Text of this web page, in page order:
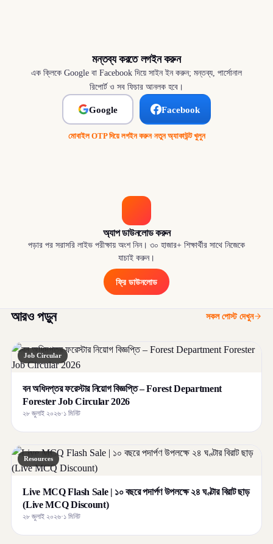
মন্তব্য করতে লগইন করুন
এক ক্লিকে Google বা Facebook দিয়ে সাইন ইন করুন; মন্তব্য, পার্সোনাল
রিপোর্ট ও সব ফিচার আনলক হবে।
Google Facebook
মোবাইল OTP দিয়ে লগইন করুন·নতুন অ্যাকাউন্ট খুলুন
অ্যাপ ডাউনলোড করুন
পড়ার পর সরাসরি লাইভ পরীক্ষায় অংশ নিন। ৩০ হাজার+ শিক্ষার্থীর সাথে নিজেকে
যাচাই করুন।
ফ্রি ডাউনলোড
আরও পড়ুন সকল পোস্ট দেখুন
Job Circular
বন অধিদপ্তর ফরেস্টার নিয়োগ বিজ্ঞপ্তি – Forest Department
Forester Job Circular 2026
২৮ জুলাই ২০২৬·১ মিনিট
Resources
Live MCQ Flash Sale | ১০ বছরে পদার্পণ উপলক্ষে ২৪ ঘণ্টার বিরাট ছাড়
(Live MCQ Discount)
২৮ জুলাই ২০২৬·১ মিনিট